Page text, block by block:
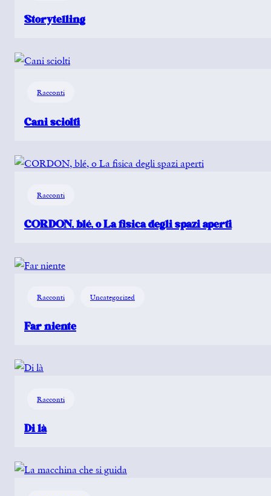
Storytelling
Racconti
Cani sciolti
Racconti
CORDON, blé, o La fisica degli spazi aperti
Racconti Uncategorized
Far niente
Racconti
Di là